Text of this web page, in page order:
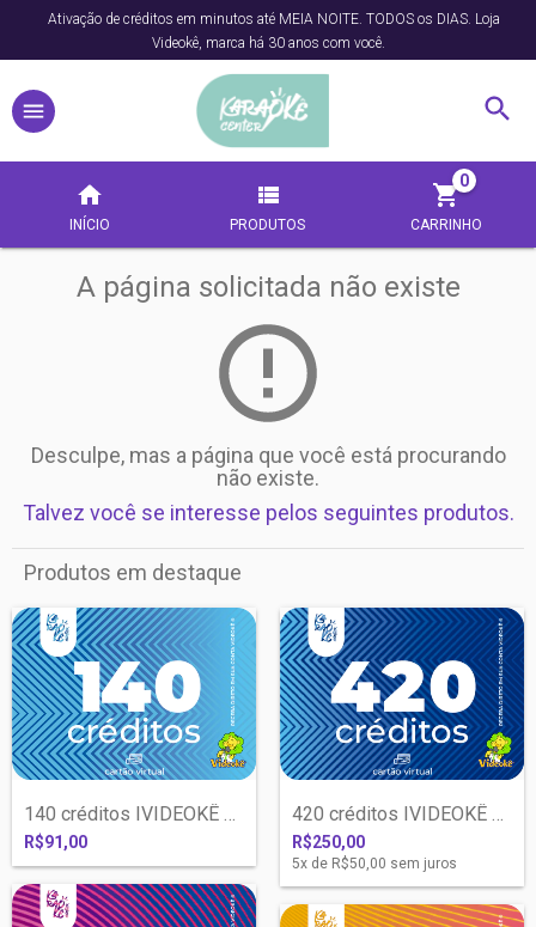
Ativação de créditos em minutos até MEIA NOITE. TODOS os DIAS. Loja
Videokê, marca há 30 anos com você.
INÍCIO PRODUTOS CARRINHO
0
A página solicitada não existe
Desculpe, mas a página que você está procurando
não existe.
Talvez você se interesse pelos seguintes produtos.
Produtos em destaque
140 créditos IVIDEOKÊ com liberação IMED...
R$91,00
420 créditos IVIDEOKÊ com liberação IMED...
R$250,00
5x de R$50,00 sem juros